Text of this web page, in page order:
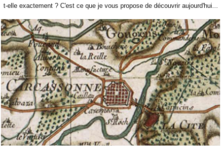
t-elle exactement ? C'est ce que je vous propose de découvrir aujourd'hui...